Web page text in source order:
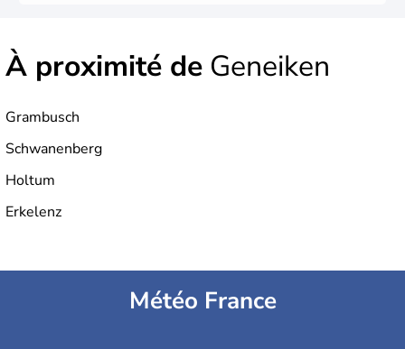
À proximité de Geneiken
Grambusch
Schwanenberg
Holtum
Erkelenz
Météo France